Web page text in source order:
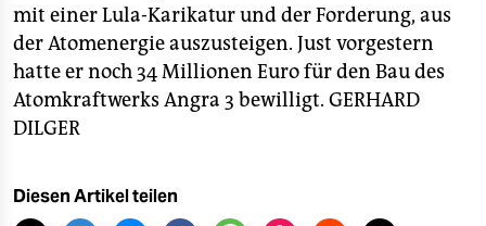
mit einer Lula-Karikatur und der Forderung, aus
der Atomenergie auszusteigen. Just vorgestern
hatte er noch 34 Millionen Euro für den Bau des
Atomkraftwerks Angra 3 bewilligt. GERHARD
DILGER
Diesen Artikel teilen